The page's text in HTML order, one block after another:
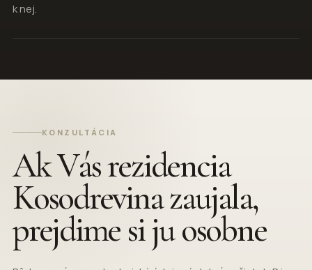
k nej.
KONZULTÁCIA
Ak Vás rezidencia
Kosodrevina zaujala,
prejdime si ju osobne